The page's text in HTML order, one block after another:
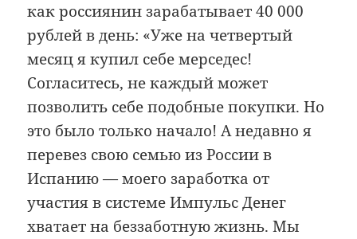
как россиянин зарабатывает 40 000
рублей в день: «Уже на четвертый
месяц я купил себе мерседес!
Согласитесь, не каждый может
позволить себе подобные покупки. Но
это было только начало! А недавно я
перевез свою семью из России в
Испанию — моего заработка от
участия в системе Импульс Денег
хватает на беззаботную жизнь. Мы